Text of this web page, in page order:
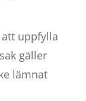
uppfylla
gäller
lämnat